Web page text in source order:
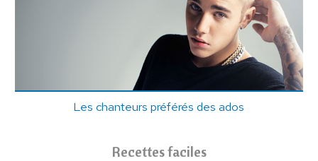
Les chanteurs préférés des ados
Recettes faciles